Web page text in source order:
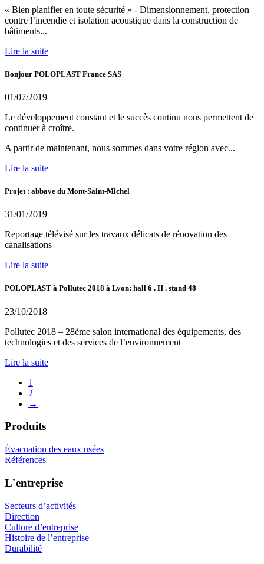
« Bien planifier en toute sécurité » - Dimensionnement, protection
contre l’incendie et isolation acoustique dans la construction de
bâtiments...
Lire la suite
Bonjour POLOPLAST France SAS
01/07/2019
Le développement constant et le succès continu nous permettent de
continuer à croître.
A partir de maintenant, nous sommes dans votre région avec...
Lire la suite
Projet : abbaye du Mont-Saint-Michel
31/01/2019
Reportage télévisé sur les travaux délicats de rénovation des
canalisations
Lire la suite
POLOPLAST à Pollutec 2018 à Lyon: hall 6 . H . stand 48
23/10/2018
Pollutec 2018 – 28ème salon international des équipements, des
technologies et des services de l’environnement
Lire la suite
1
2
→
Produits
Évacuation des eaux usées
Références
L`entreprise
Secteurs d’activités
Direction
Culture d’entreprise
Histoire de l’entreprise
Durabilité